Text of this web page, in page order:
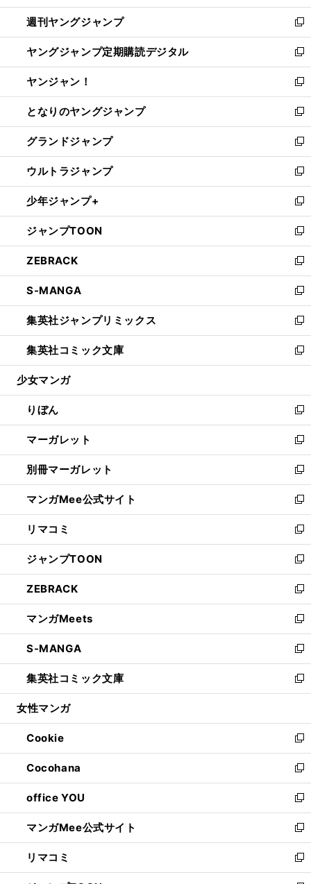
開
く
ウ
で
開
く
ン
ド
ウ
で
開
く
ウ
ィ
ン
ド
ウ
で
開
く
週刊ヤングジャンプ
新
し
い
ウ
ィ
ン
ド
ウ
で
開
く
ヤングジャンプ定期購読デジタル
新
し
い
ウ
ィ
ン
ド
ウ
で
開
く
ヤンジャン！
新
し
い
ウ
ィ
ン
ド
ウ
で
開
く
となりのヤングジャンプ
新
し
い
ウ
ィ
ン
ド
ウ
で
開
く
グランドジャンプ
新
し
い
ウ
ィ
ン
ド
ウ
で
開
く
ウルトラジャンプ
新
し
い
ウ
ィ
ン
ド
ウ
で
開
く
少年ジャンプ+
新
し
い
ウ
ィ
ン
ド
ウ
で
開
く
ジャンプTOON
新
し
い
ウ
ィ
ン
ド
ウ
で
開
ZEBRACK
新
し
い
ウ
ィ
ン
ド
ウ
開
く
S-MANGA
新
し
い
ウ
ィ
ン
ウ
で
開
く
集英社ジャンプリミックス
新
し
い
ウ
ン
ド
ウ
で
開
く
集英社コミック文庫
新
し
ウ
ィ
ン
ド
ウ
で
開
く
少女マンガ
りぼん
新
し
い
ウ
ィ
ン
ド
ウ
で
開
く
マーガレット
新
し
い
ウ
ィ
ン
ド
ウ
で
開
く
別冊マーガレット
新
し
い
ウ
ィ
ン
ド
ウ
で
開
く
マンガMee公式サイト
新
し
い
ウ
ィ
ン
ド
ウ
で
開
く
リマコミ
新
し
い
ウ
ィ
ン
ド
ウ
で
開
く
ジャンプTOON
新
し
い
ウ
ィ
ン
ド
ウ
で
開
ZEBRACK
新
し
い
ウ
ィ
ン
ド
ウ
開
く
マンガMeets
新
し
い
ウ
ィ
ン
ウ
で
開
く
S-MANGA
新
し
い
ウ
ン
ド
ウ
で
開
く
集英社コミック文庫
新
し
ウ
ィ
ン
ド
ウ
で
開
く
女性マンガ
Cookie
新
し
い
ウ
ィ
ン
ド
ウ
で
開
Cocohana
新
し
い
ウ
ィ
ン
ド
ウ
office YOU
新
し
い
ウ
ィ
ン
マンガMee公式サイト
新
し
い
ウ
リマコミ
新
し